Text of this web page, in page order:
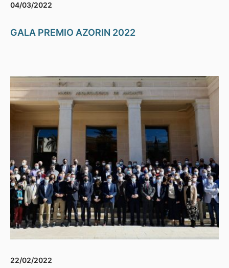
04/03/2022
GALA PREMIO AZORIN 2022
22/02/2022